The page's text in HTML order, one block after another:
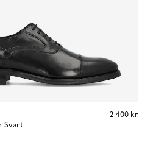
Svart
2 400 kr
2 400 kr